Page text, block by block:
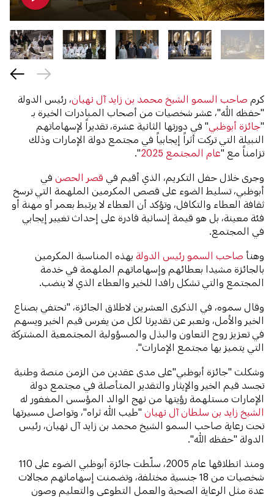
كرم صاحب السمو الشيخ محمد بن زايد آل نهيان، رئيس الدولة
"حفظه الله"، عشر شخصيات من أصحاب المبادرات الخيرة بـ
"جائزة أبوظبي" في دورتها الثانية عشرة، تقديراً لإسهاماتهم
النبيلة التي تركت أثراً إيجابياً في مجتمع دولة الإمارات وذلك
تزامناً مع "عام المجتمع 2025 ".
وجرى خلال حفل التكريم، الذي أقيم في قصر الحصن في
أبوظبي، تسليط الضوء على قصص المكرمين الملهمة التي ترسخ
ثقافة العطاء والتكافل، وتؤكد أن العطاء لا يرتبط بعمر أو مهنة أو
فئة معينة، بل هو قيمة إنسانية قادرة على إحداث تغيير إيجابي
في المجتمع.
وهنأ صاحب السمو رئيس الدولة بهذه المناسبة المكرمين
بالجائزة مشيدا بعطائهم وإسهاماتهم الملهمة في خدمة
المجتمع والتي تشكل رافدا للخير والعطاء الذي لا ينضب.
وقال سموه، في الذكرى العشرين لاطلاق الجائزة، "نحتفي بصناع
الخير والأمل، ونعبر عن تقديرنا لكل من يغرس قيم الخير ويسهم
في تعزيز روح التعاون والبذل والمسؤولية المجتمعية المشتركة
التي يتميز بها مجتمع الإمارات".
وشكلت "جائزة أبوظبي"على مدى عقدين من الزمن منصة وطنية
تجسد قيم الخير والإيثار والتقدير المتأصلة في مجتمع دولة
الإمارات مستلهمة رؤيتها من نهج الوالد المؤسس المغفور له
الشيخ زايد بن سلطان آل نهيان "طيب الله ثراه"، وتواصل مسيرتها
تحت رعاية صاحب السمو الشيخ محمد بن زايد آل نهيان، رئيس
الدولة "حفظه الله".
ومنذ انطلاقها عام 2005، سلّطت جائزة أبوظبي الضوء على 110
شخصيات من 18 جنسية مختلفة، وتضمنت إسهاماتهم مجالات
عدة مثل الرعاية الصحية والعمل التطوعي والتعليم وصون